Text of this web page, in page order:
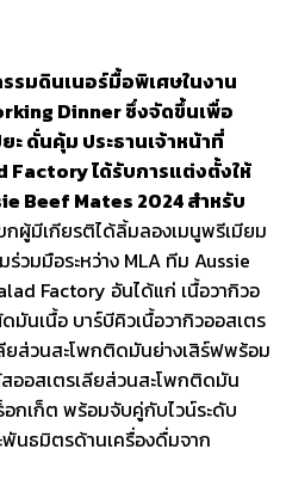
รมดินเนอร์มื้อพิเศษในงาน
Dinner ซึ่งจัดขึ้นเพื่อ
ดั่นคุ้ม ประธานเจ้าหน้าที่
Factory ได้รับการแต่งตั้งให้
Beef Mates 2024สำหรับ
กผู้มีเกียรติได้ลิ้มลองเมนูพรีเมียม
วมมือระหว่าง MLA ทีม Aussie
Factory อันได้แก่ เนื้อวากิวอ
มันเนื้อ บาร์บีคิวเนื้อวากิวออสเตร
ยส่วนสะโพกติดมันย่างเสิร์ฟพร้อม
ออสเตรเลียส่วนสะโพกติดมัน
กเก็ต พร้อมจับคู่กับไวน์ระดับ
นธมิตรด้านเครื่องดื่มจาก